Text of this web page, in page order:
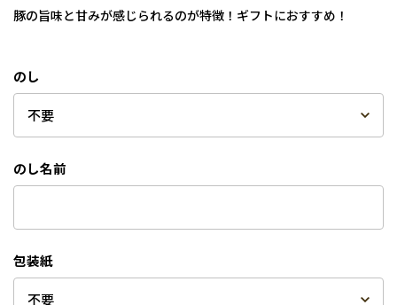
豚の旨味と甘みが感じられるのが特徴！ギフトにおすすめ！
のし
のし名前
包装紙